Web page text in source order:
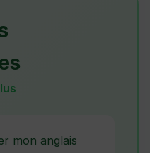
mon anglais